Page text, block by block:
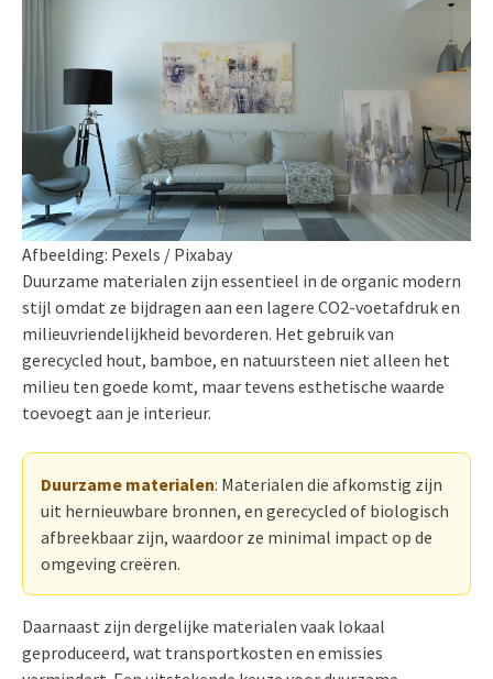
Afbeelding: Pexels / Pixabay
Duurzame materialen zijn essentieel in de organic modern
stijl omdat ze bijdragen aan een lagere CO2-voetafdruk en
milieuvriendelijkheid bevorderen. Het gebruik van
gerecycled hout, bamboe, en natuursteen niet alleen het
milieu ten goede komt, maar tevens esthetische waarde
toevoegt aan je interieur.
Duurzame materialen: Materialen die afkomstig zijn
uit hernieuwbare bronnen, en gerecycled of biologisch
afbreekbaar zijn, waardoor ze minimal impact op de
omgeving creëren.
Daarnaast zijn dergelijke materialen vaak lokaal
geproduceerd, wat transportkosten en emissies